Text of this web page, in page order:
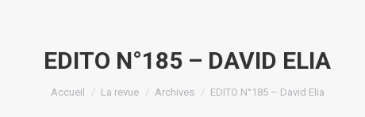
EDITO N°185 – DAVID ELIA
Vous êtes ici :
Accueil La revue Archives EDITO N°185 – David Elia